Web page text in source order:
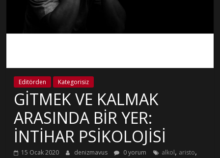
Editörden Kategorisiz
GİTMEK VE KALMAK
ARASINDA BİR YER:
İNTİHAR PSİKOLOJİSİ
15 Ocak 2020 denizmavus 0 yorum alkol, aristo,